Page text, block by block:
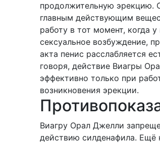
продолжительную эрекцию.
главным действующим
работу в тот момент, когда
сексуальное возбуждение,
акта пенис расслабляется
говоря, действие Виагры
эффективно только при
возникновения эрекции.
Виагру Орал Джелли
действию силденафила. Ещё